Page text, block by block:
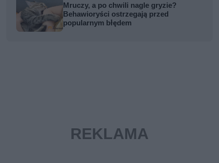
Mruczy, a po chwili nagle gryzie?
Behawioryści ostrzegają przed
popularnym błędem